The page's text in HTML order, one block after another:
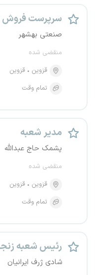
سرپرست فروش
صنعتی بهشهر
منقضی شده
قزوین
قزوین
تمام وقت
مدیر شعبه
پشمک حاج عبدالله
منقضی شده
قزوین
قزوین
تمام وقت
رئیس شعبه
شادی ژرف ایرانیان